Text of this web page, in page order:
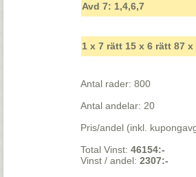
Avd 7: 1,4,6,7
1 x 7 rätt 15 x 6 rätt 87 x
Antal rader: 800
Antal andelar: 20
Pris/andel (inkl.
Total Vinst:46154:-
Vinst / andel:2307:-